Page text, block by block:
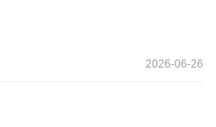
2026-06-26